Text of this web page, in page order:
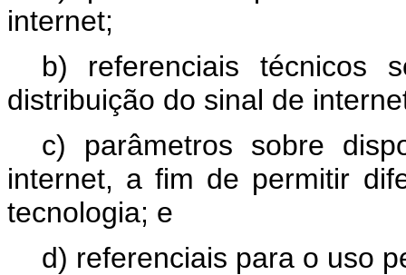
internet;
b) referenciais técnicos
distribuição do sinal de
c) parâmetros sobre
internet, a fim de permitir
tecnologia; e
d) referenciais para o uso